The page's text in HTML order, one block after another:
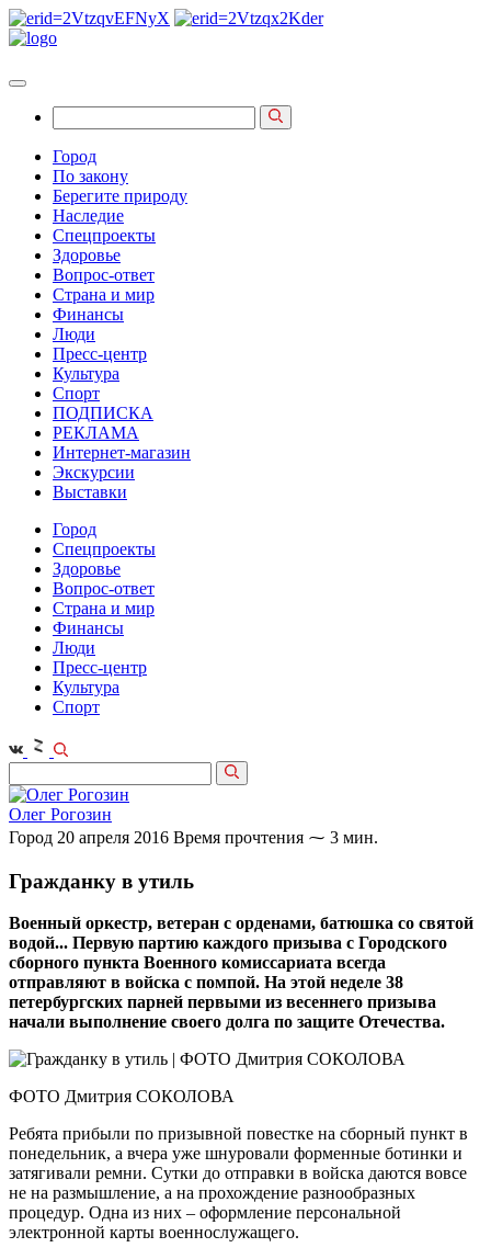
Город
По закону
Берегите природу
Наследие
Спецпроекты
Здоровье
Вопрос-ответ
Страна и мир
Финансы
Люди
Пресс-центр
Культура
Спорт
ПОДПИСКА
РЕКЛАМА
Интернет-магазин
Экскурсии
Выставки
Город
Спецпроекты
Здоровье
Вопрос-ответ
Страна и мир
Финансы
Люди
Пресс-центр
Культура
Спорт
Олег Рогозин
Город 20 апреля 2016 Время прочтения ⁓ 3 мин.
Гражданку в утиль
Военный оркестр, ветеран с орденами, батюшка со святой
водой... Первую партию каждого призыва с Городского
сборного пункта Военного комиссариата всегда
отправляют в войска с помпой. На этой неделе 38
петербургских парней первыми из весеннего призыва
начали выполнение своего долга по защите Отечества.
ФОТО Дмитрия СОКОЛОВА
Ребята прибыли по призывной повестке на сборный пункт в
понедельник, а вчера уже шнуровали форменные ботинки и
затягивали ремни. Сутки до отправки в войска даются вовсе
не на размышление, а на прохождение разнообразных
процедур. Одна из них – оформление персональной
электронной карты военнослужащего.